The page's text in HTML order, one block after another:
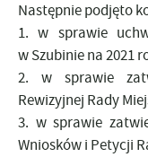
Następnie podjęto
1. w sprawie
w Szubinie na 2021
2. w sprawie
Rewizyjnej Rady
3. w sprawie
Wniosków i Petycji